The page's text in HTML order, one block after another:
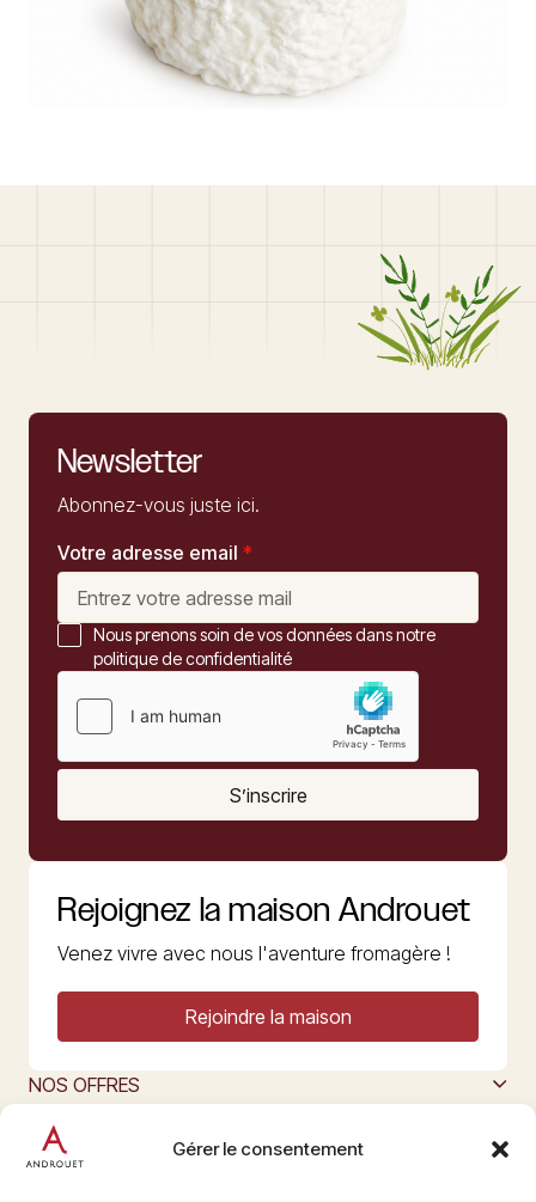
Gérer le consentement
Newsletter
Abonnez-vous juste ici.
Votre adresse email *
Nous prenons soin de vos données dans notre
politique de confidentialité
S’inscrire
Rejoignez la maison Androuet
Venez vivre avec nous l'aventure fromagère !
Rejoindre la maison
NOS OFFRES
L’ART DU FROMAGE
Nous suivre